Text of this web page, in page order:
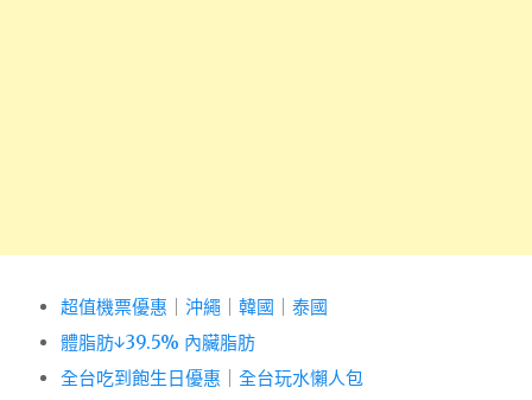
超值機票優惠 沖繩 韓國
泰國
體脂肪↓39.5% 內臟脂肪
全台吃到飽生日優惠
全台玩水懶人包